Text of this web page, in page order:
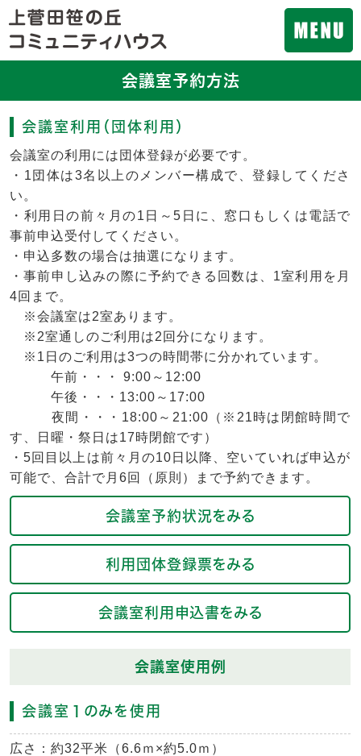
会議室予約方法
会議室利用（団体利用）
会議室の利用には団体登録が必要です。
・1団体は3名以上のメンバー構成で、登録してくださ
い。
・利用日の前々月の1日～5日に、窓口もしくは電話で
事前申込受付してください。
・申込多数の場合は抽選になります。
・事前申し込みの際に予約できる回数は、1室利用を月
4回まで。
※会議室は2室あります。
※2室通しのご利用は2回分になります。
※1日のご利用は3つの時間帯に分かれています。
午前・・・ 9:00～12:00
午後・・・13:00～17:00
夜間・・・18:00～21:00（※21時は閉館時間で
す、日曜・祭日は17時閉館です）
・5回目以上は前々月の10日以降、空いていれば申込が
可能で、合計で月6回（原則）まで予約できます。
会議室予約状況をみる
利用団体登録票をみる
会議室利用申込書をみる
会議室使用例
会議室１のみを使用
広さ：約32平米（6.6ｍ×約5.0ｍ）